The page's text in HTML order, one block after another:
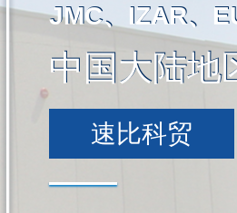
JMC、IZAR、
中国大陆地
JMC、IZAR、
中国大陆地
速比科贸